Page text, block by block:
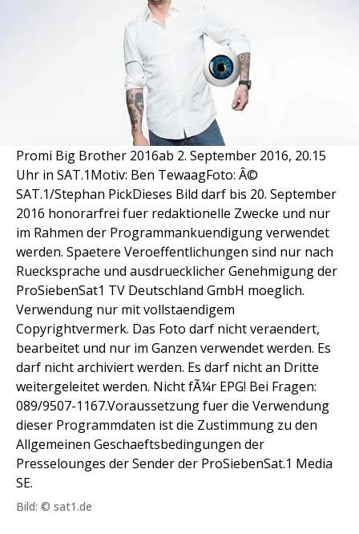
Promi Big Brother 2016ab 2. September 2016, 20.15
Uhr in SAT.1Motiv: Ben TewaagFoto: Â©
SAT.1/Stephan PickDieses Bild darf bis 20. September
2016 honorarfrei fuer redaktionelle Zwecke und nur
im Rahmen der Programmankuendigung verwendet
werden. Spaetere Veroeffentlichungen sind nur nach
Ruecksprache und ausdruecklicher Genehmigung der
ProSiebenSat1 TV Deutschland GmbH moeglich.
Verwendung nur mit vollstaendigem
Copyrightvermerk. Das Foto darf nicht veraendert,
bearbeitet und nur im Ganzen verwendet werden. Es
darf nicht archiviert werden. Es darf nicht an Dritte
weitergeleitet werden. Nicht fÃ¼r EPG! Bei Fragen:
089/9507-1167.Voraussetzung fuer die Verwendung
dieser Programmdaten ist die Zustimmung zu den
Allgemeinen Geschaeftsbedingungen der
Presselounges der Sender der ProSiebenSat.1 Media
SE.
Bild: © sat1.de